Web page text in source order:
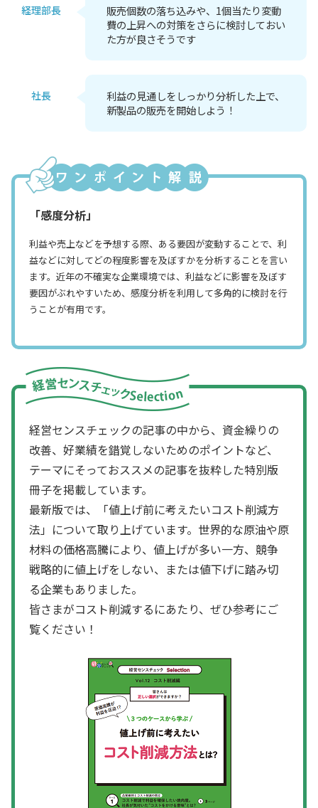
経理部長
販売個数の落ち込みや、1個当たり変動
費の上昇への対策をさらに検討しておい
た方が良さそうです
社長
利益の見通しをしっかり分析した上で、
新製品の販売を開始しよう！
「感度分析」
利益や売上などを予想する際、ある要因が変動することで、利
益などに対してどの程度影響を及ぼすかを分析することを言い
ます。近年の不確実な企業環境では、利益などに影響を及ぼす
要因がぶれやすいため、感度分析を利用して多角的に検討を行
うことが有用です。
経営センスチェックの記事の中から、資金繰りの
改善、好業績を錯覚しないためのポイントなど、
テーマにそっておススメの記事を抜粋した特別版
冊子を掲載しています。
最新版では、「値上げ前に考えたいコスト削減方
法」について取り上げています。世界的な原油や原
材料の価格高騰により、値上げが多い一方、競争
戦略的に値上げをしない、または値下げに踏み切
る企業もありました。
皆さまがコスト削減するにあたり、ぜひ参考にご
覧ください！